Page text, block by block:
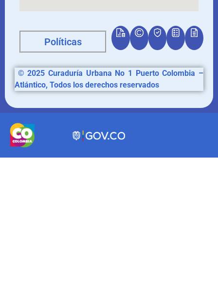
Políticas
© 2025 Curaduría Urbana No 1 Puerto Colombia –
Atlántico, Todos los derechos reservados